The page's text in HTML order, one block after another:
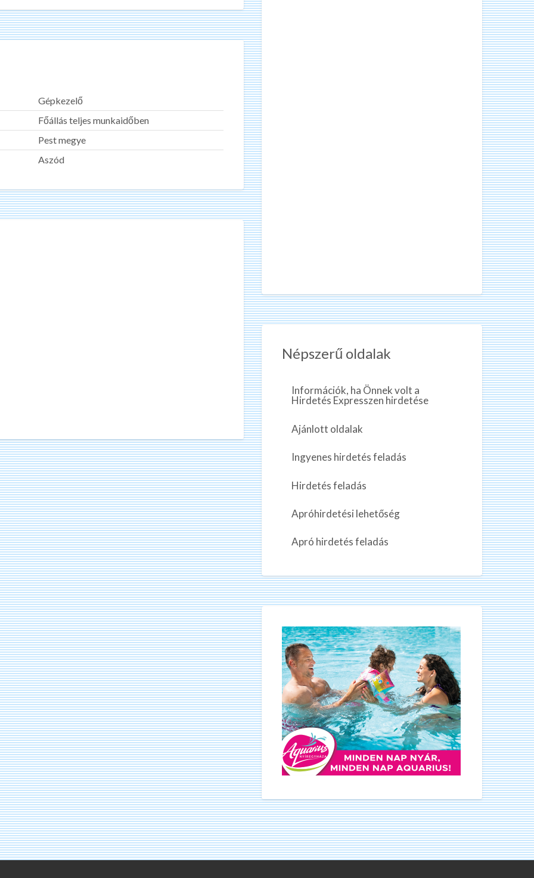
Gépkezelő
Főállás teljes munkaidőben
Pest megye
Aszód
Népszerű oldalak
Információk, ha Önnek volt a
Hirdetés Expresszen hirdetése
Ajánlott oldalak
Ingyenes hirdetés feladás
Hirdetés feladás
Apróhirdetési lehetőség
Apró hirdetés feladás